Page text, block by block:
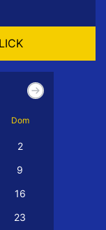
Dom
2
9
16
23